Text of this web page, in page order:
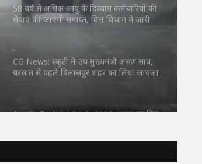
58 वर्ष से अधिक आयु के दिव्यांग कर्मचारियों की
सेवाएं की जाएंगी समाप्त, वित्त विभाग ने जारी
CG News: स्कूटी में उप मुख्यमंत्री अरुण साव,
बरसात से पहले बिलासपुर शहर का लिया जायजा
Aaj Ka Rashifal 3 July 2026: शुक्रवार का दिन